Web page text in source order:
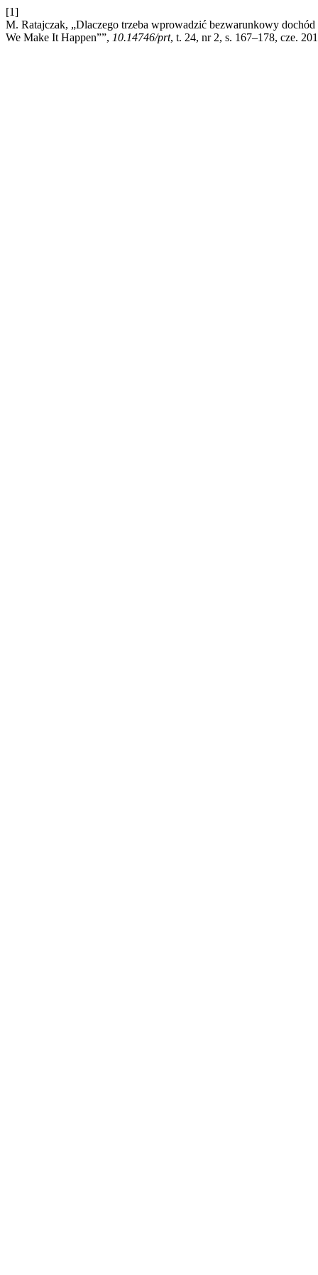
[1]
M. Ratajczak, „Dlaczego trzeba wprowadzić bezwarunkowy
We Make It Happen””, 10.14746/prt, t. 24, nr 2, s. 167–178, cze.